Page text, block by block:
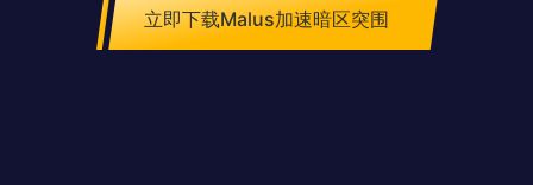
立即下载Malus加速暗区突围